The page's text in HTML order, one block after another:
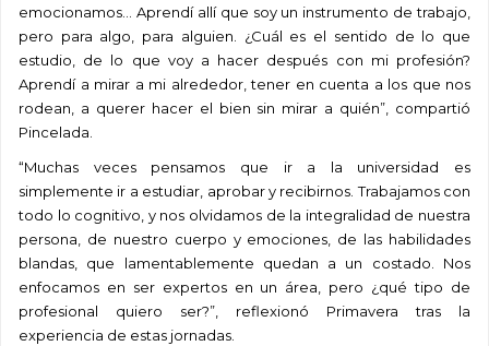
emocionamos… Aprendí allí que soy un instrumento de trabajo,
pero para algo, para alguien. ¿Cuál es el sentido de lo que
estudio, de lo que voy a hacer después con mi profesión?
Aprendí a mirar a mi alrededor, tener en cuenta a los que nos
rodean, a querer hacer el bien sin mirar a quién”, compartió
Pincelada.
“Muchas veces pensamos que ir a la universidad es
simplemente ir a estudiar, aprobar y recibirnos. Trabajamos con
todo lo cognitivo, y nos olvidamos de la integralidad de nuestra
persona, de nuestro cuerpo y emociones, de las habilidades
blandas, que lamentablemente quedan a un costado. Nos
enfocamos en ser expertos en un área, pero ¿qué tipo de
profesional quiero ser?”, reflexionó Primavera tras la
experiencia de estas jornadas.